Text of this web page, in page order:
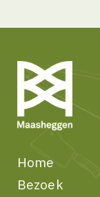
Home
Bezoek